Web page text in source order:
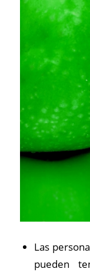
Las
pueden